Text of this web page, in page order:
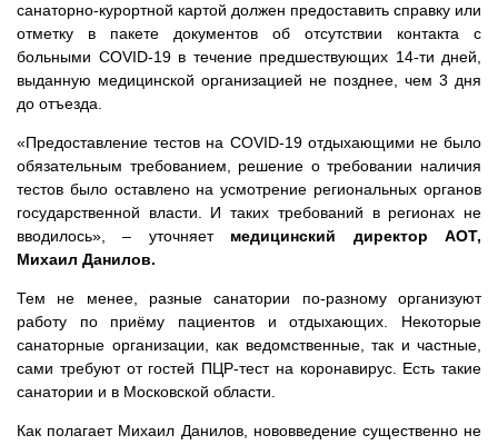
санаторно-курортной картой должен предоставить справку или
отметку в пакете документов об отсутствии контакта с
больными COVID-19 в течение предшествующих 14-ти дней,
выданную медицинской организацией не позднее, чем 3 дня
до отъезда.
«Предоставление тестов на COVID-19 отдыхающими не было
обязательным требованием, решение о требовании наличия
тестов было оставлено на усмотрение региональных органов
государственной власти. И таких требований в регионах не
вводилось», – уточняет медицинский директор АОТ,
Михаил Данилов.
Тем не менее, разные санатории по-разному организуют
работу по приёму пациентов и отдыхающих. Некоторые
санаторные организации, как ведомственные, так и частные,
сами требуют от гостей ПЦР-тест на коронавирус. Есть такие
санатории и в Московской области.
Как полагает Михаил Данилов, нововведение существенно не